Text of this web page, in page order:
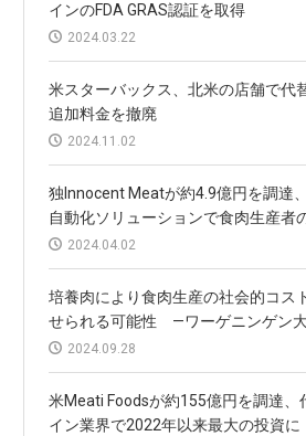
インのFDA GRAS認証を取得
2024.03.22
米スターバックス、北米の店舗で代
追加料金を撤廃
2024.11.02
独Innocent Meatが約4.9億円を調達
自動化ソリューションで食肉生産者
2024.04.02
培養肉により食肉生産の社会的コス
せられる可能性 —ワーゲニンゲン
2024.09.28
米Meati Foodsが約155億円を調達、
イン業界で2022年以来最大の投資に